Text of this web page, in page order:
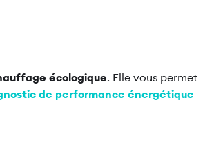
écologique. Elle vous permet
de performance énergétique